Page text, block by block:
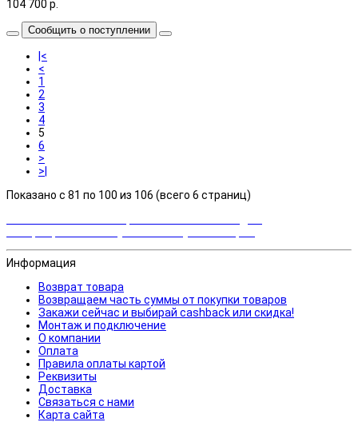
104 700 р.
Сообщить о поступлении
|<
<
1
2
3
4
5
6
>
>|
Показано с 81 по 100 из 106 (всего 6 страниц)
Информация
Возврат товара
Возвращаем часть суммы от покупки товаров
Закажи сейчас и выбирай cashback или скидка!
Монтаж и подключение
О компании
Оплата
Правила оплаты картой
Реквизиты
Доставка
Связаться с нами
Карта сайта